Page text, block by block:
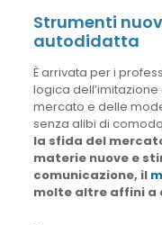
Strumenti
autodidatta
È arrivata per i
logica
mercato e delle
senza alibi di
la sfida del
materie nuove e
comunicazione, il
molte altre affini a